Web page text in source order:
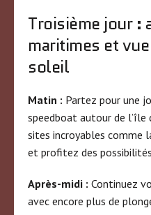
Troisième jour :
maritimes et
soleil
Matin : Partez pour une
speedboat autour de l’île
sites incroyables comme
et profitez des
Après-midi : Continuez
avec encore plus de